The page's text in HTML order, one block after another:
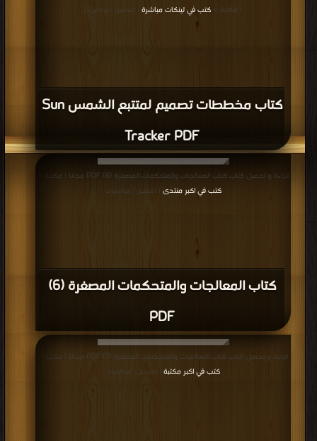
كتاب مخططات تصميم لمتتبع الشمس Sun
Tracker PDF
| مكتبة > كتب في لينكات مباشرة | التحميل : مرة/مرات
كتاب المعالجات والمتحكمات المصغرة (6)
PDF
قراءة و تحميل كتاب كتاب المعالجات والمتحكمات المصغرة (6) PDF مجانا | مكتبة >
كتب في اكبر منتدى | التحميل : مرة/مرات
قراءة و تحميل كتاب كتاب المعالجات والمتحكمات المصغرة (7) PDF مجانا | مكتبة >
كتب في اكبر مكتبة
| التحميل : مرة/مرات